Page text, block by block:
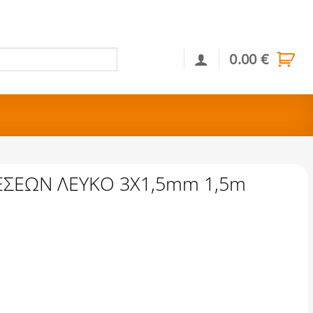
0.00€
ΛΕΥΚΟ 3Χ1,5mm 1,5m